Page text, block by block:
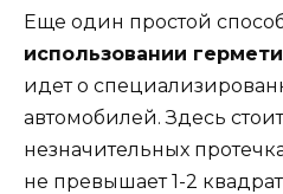
Еще один простой
использовании
идет о
автомобилей. Здесь
незначительных
не превышает 1-2